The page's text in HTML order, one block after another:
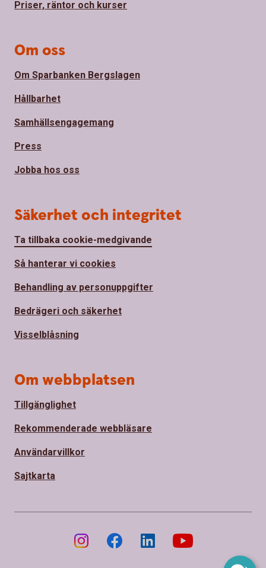
Priser, räntor och kurser
Om oss
Om Sparbanken Bergslagen
Hållbarhet
Samhällsengagemang
Press
Jobba hos oss
Säkerhet och integritet
Ta tillbaka cookie-medgivande
Så hanterar vi cookies
Behandling av personuppgifter
Bedrägeri och säkerhet
Visselblåsning
Om webbplatsen
Tillgänglighet
Rekommenderade webbläsare
Användarvillkor
Sajtkarta